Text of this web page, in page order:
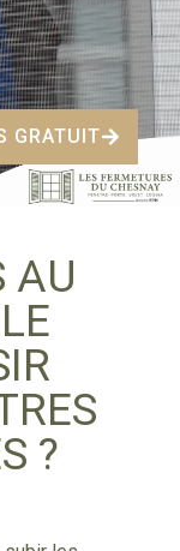
GRATUIT
AU
?